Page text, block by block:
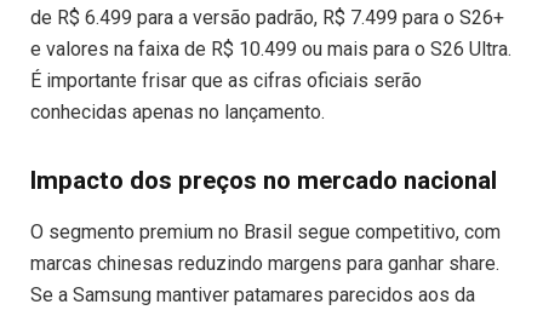
de R$ 6.499 para a versão padrão, R$ 7.499 para o S26+
e valores na faixa de R$ 10.499 ou mais para o S26 Ultra.
É importante frisar que as cifras oficiais serão
conhecidas apenas no lançamento.
Impacto dos preços no mercado nacional
O segmento premium no Brasil segue competitivo, com
marcas chinesas reduzindo margens para ganhar share.
Se a Samsung mantiver patamares parecidos aos da